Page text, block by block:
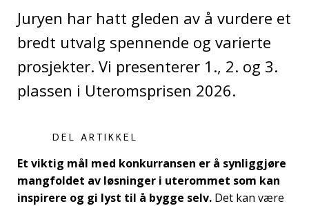
Juryen har hatt gleden av å vurdere et
bredt utvalg spennende og varierte
prosjekter. Vi presenterer 1., 2. og 3.
plassen i Uteromsprisen 2026.
DEL ARTIKKEL
Et viktig mål med konkurransen er å synliggjøre
mangfoldet av løsninger i uterommet som kan
inspirere og gi lyst til å bygge selv. Det kan være